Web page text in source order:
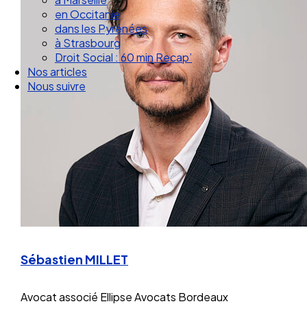
en Occitanie
dans les Pyrénées
à Strasbourg
Droit Social : 60 min Recap’
Nos articles
Nous suivre
Sébastien MILLET
Avocat associé Ellipse Avocats Bordeaux